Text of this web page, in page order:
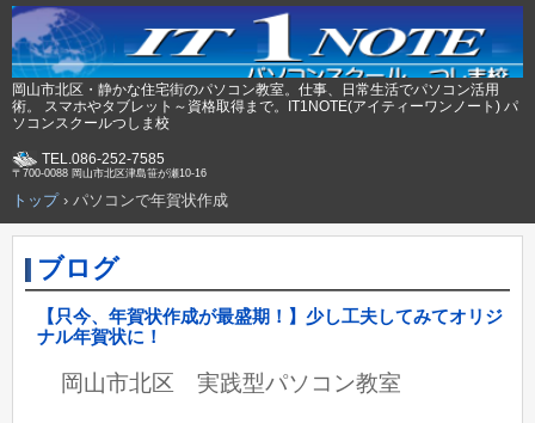
岡山市北区・静かな住宅街のパソコン教室。仕事、日常生活でパソコン活用
術。 スマホやタブレット～資格取得まで。IT1NOTE(アイティーワンノート) パ
ソコンスクールつしま校
TEL.086-252-7585
〒700-0088 岡山市北区津島笹が瀬10-16
トップ› パソコンで年賀状作成
ブログ
【只今、年賀状作成が最盛期！】少し工夫してみてオリジ
ナル年賀状に！
岡山市北区 実践型パソコン教室